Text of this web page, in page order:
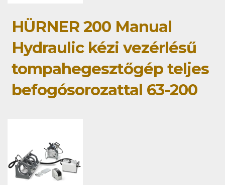
HÜRNER 200 Manual
Hydraulic kézi vezérlésű
tompahegesztőgép teljes
befogósorozattal 63-200